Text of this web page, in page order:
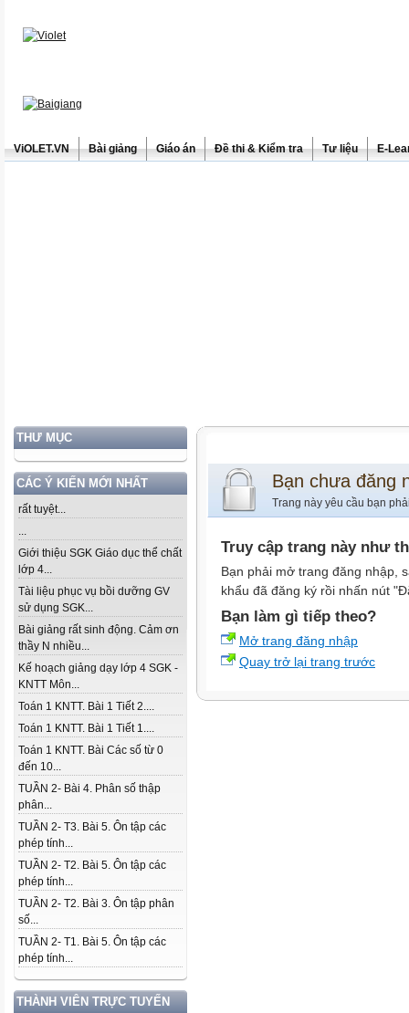
ViOLET.VN Bài giảng Giáo án Đề thi & Kiểm tra Tư liệu E-
THƯ MỤC
CÁC Ý KIẾN MỚI NHẤT
rất tuyệt...
...
Giới thiệu SGK Giáo dục thể chất
lớp 4...
Tài liệu phục vụ bồi dưỡng GV
sử dụng SGK...
Bài giảng rất sinh động. Cảm ơn
thầy N nhiều...
Kế hoạch giảng dạy lớp 4 SGK -
KNTT Môn...
Toán 1 KNTT. Bài 1 Tiết 2....
Toán 1 KNTT. Bài 1 Tiết 1....
Toán 1 KNTT. Bài Các số từ 0
đến 10...
TUẦN 2- Bài 4. Phân số thập
phân...
TUẦN 2- T3. Bài 5. Ôn tập các
phép tính...
TUẦN 2- T2. Bài 5. Ôn tập các
phép tính...
TUẦN 2- T2. Bài 3. Ôn tập phân
số...
TUẦN 2- T1. Bài 5. Ôn tập các
phép tính...
THÀNH VIÊN TRỰC TUYẾN
Bạn chưa đăng
Trang này yêu cầu bạn
Truy cập trang này như
Bạn phải mở trang đăng nhập,
khẩu đã đăng ký rồi nhấn nút
Bạn làm gì tiếp theo?
Mở trang đăng nhập
Quay trở lại trang trước